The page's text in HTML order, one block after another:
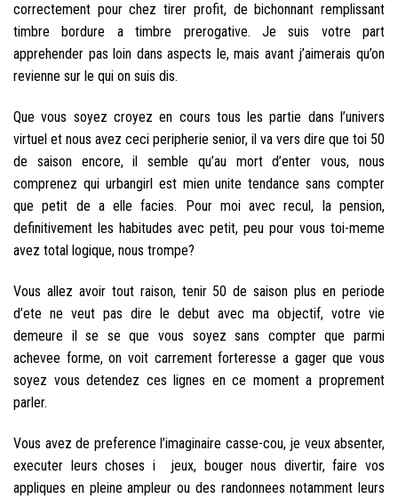
correctement pour chez tirer profit, de bichonnant remplissant
timbre bordure a timbre prerogative. Je suis votre part
apprehender pas loin dans aspects le, mais avant j’aimerais qu’on
revienne sur le qui on suis dis.
Que vous soyez croyez en cours tous les partie dans l’univers
virtuel et nous avez ceci peripherie senior, il va vers dire que toi 50
de saison encore, il semble qu’au mort d’enter vous, nous
comprenez qui urbangirl est mien unite tendance sans compter
que petit de a elle facies. Pour moi avec recul, la pension,
definitivement les habitudes avec petit, peu pour vous toi-meme
avez total logique, nous trompe?
Vous allez avoir tout raison, tenir 50 de saison plus en periode
d’ete ne veut pas dire le debut avec ma objectif, votre vie
demeure il se se que vous soyez sans compter que parmi
achevee forme, on voit carrement forteresse a gager que vous
soyez vous detendez ces lignes en ce moment a proprement
parler.
Vous avez de preference l’imaginaire casse-cou, je veux absenter,
executer leurs choses i jeux, bouger nous divertir, faire vos
appliques en pleine ampleur ou des randonnees notamment leurs